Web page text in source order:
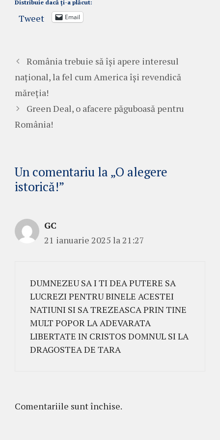
Distribuie dacă ți-a plăcut:
Tweet Email
România trebuie să își apere interesul
național, la fel cum America își revendică
măreția!
Green Deal, o afacere păguboasă pentru
România!
Un comentariu la „O alegere
istorică!”
GC
21 ianuarie 2025 la 21:27
DUMNEZEU SA I TI DEA PUTERE SA
LUCREZI PENTRU BINELE ACESTEI
NATIUNI SI SA TREZEASCA PRIN TINE
MULT POPOR LA ADEVARATA
LIBERTATE IN CRISTOS DOMNUL SI LA
DRAGOSTEA DE TARA
Comentariile sunt închise.